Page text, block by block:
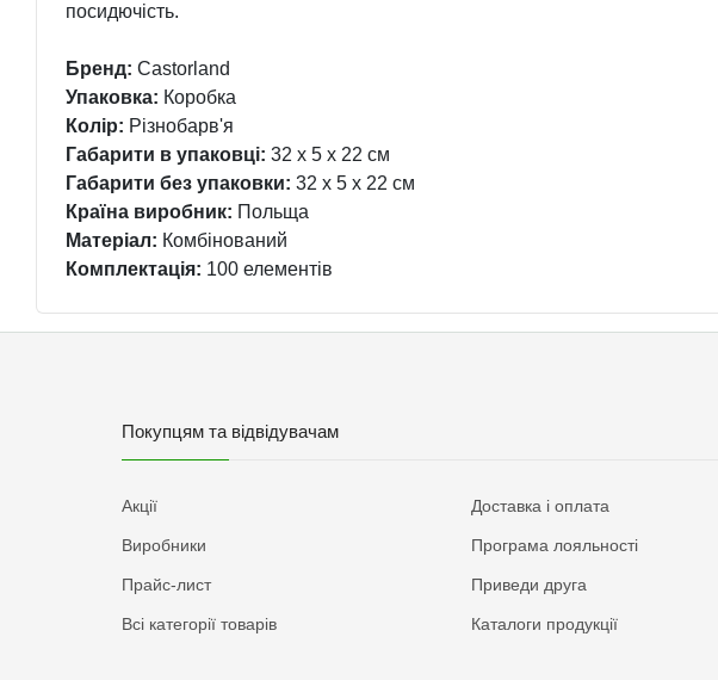
посидючість.
Бренд: Castorland
Упаковка: Коробка
Колір: Різнобарв'я
Габарити в упаковці: 32 x 5 x 22 см
Габарити без упаковки: 32 x 5 x 22 см
Країна виробник: Польща
Матеріал: Комбінований
Комплектація: 100 елементів
Покупцям та відвідувачам
Акції
Виробники
Прайс-лист
Всі категорії товарів
Доставка і оплата
Програма лояльності
Приведи друга
Каталоги продукції